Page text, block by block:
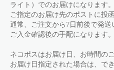
ライト）でのお届けになります。
ご指定のお届け先のポストに投
通常、ご注文から7日前後で発
ご入金確認後の手配になります。
ネコポスはお届け日、お時間の
お届け日指定された場合は、で